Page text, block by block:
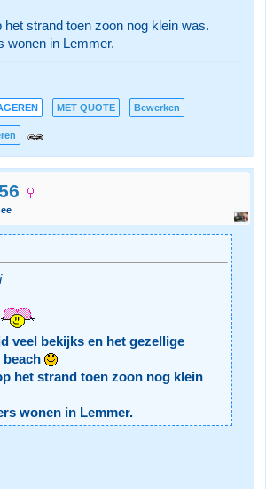
het strand toen zoon nog klein was.
wonen in Lemmer.
MET QUOTE Bewerken
veel bekijks en het gezellige
beach
het strand toen zoon nog klein
wonen in Lemmer.